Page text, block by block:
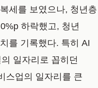
세를 보였으나, 청년층
하락했고, 청년
를 기록했다. 특히 AI
일자리로 꼽히던
스업의 일자리를 큰